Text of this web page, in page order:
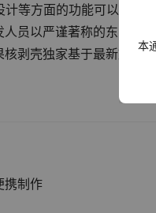
等方面的功能可以说是
员以严谨著称的东欧程
剥壳独家基于最新旗舰
携制作
本